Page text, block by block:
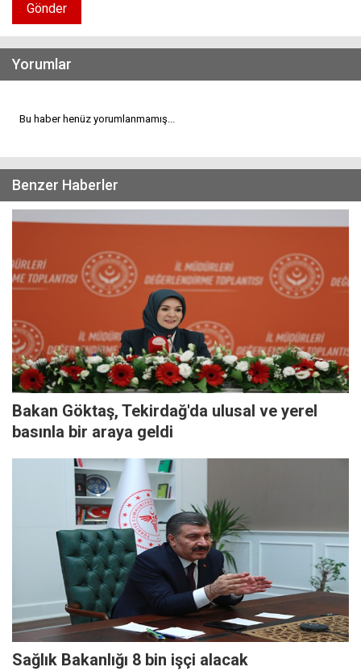
Gönder
Yorumlar
Bu haber henüz yorumlanmamış...
Benzer Haberler
Bakan Göktaş, Tekirdağ'da ulusal ve yerel
basınla bir araya geldi
Sağlık Bakanlığı 8 bin işçi alacak